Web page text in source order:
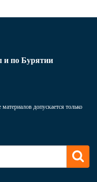
и по Бурятии
допускается только